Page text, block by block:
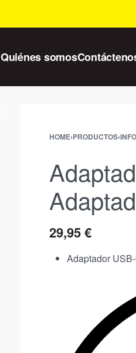
Quiénes somos
HOME›PRODUCTOS›
29,95€
Adaptador